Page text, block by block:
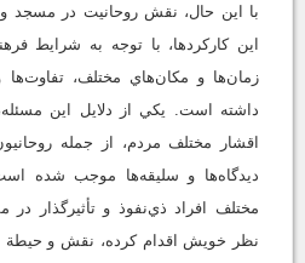
با اين حال، نقش روحانيت در مسجد و
اين کارکردها، با توجه به شرايط
زمان‌ها و مکان‌هاي مختلف،
داشته است. يکي از دلايل اين
اقشار مختلف مردم، از جمله
ديدگاه‌ها و سليقه‌ها موجب شده
مختلف افراد ذي‌نفوذ و تأثيرگذار
نظر خويش اقدام كرده، نقش و حيطة